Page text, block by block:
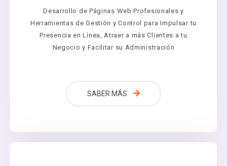
Desarrollo de Páginas Web Profesionales y
Herramientas de Gestión y Control para Impulsar tu
Presencia en Línea, Atraer a más Clientes a tu
Negocio y Facilitar su Administración
SABER MÁS